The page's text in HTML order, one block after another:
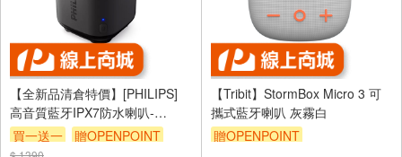
【全新品清倉特價】[PHILIPS]
高音質藍牙IPX7防水喇叭-
TAS1505B
買一送一 贈OPENPOINT
【Tribit】StormBox Micro 3 可
攜式藍牙喇叭 灰霧白
贈OPENPOINT